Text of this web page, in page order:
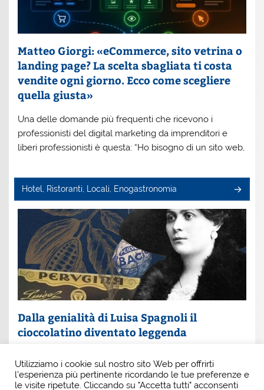
Matteo Giorgi: «eCommerce, sito vetrina o
landing page? La scelta sbagliata ti costa
vendite ogni giorno. Ecco come scegliere
quella giusta»
Una delle domande più frequenti che ricevono i
professionisti del digital marketing da imprenditori e
liberi professionisti è questa: “Ho bisogno di un sito web,
Hotel, Ristoranti, Locali, Enogastronomia
Dalla genialità di Luisa Spagnoli il
cioccolatino diventato leggenda
Spagnoli. È lei la donna che, con intuito e coraggio, ha
scritto una pagina indimenticabile della
Utilizziamo i cookie sul nostro sito Web per offrirti
l'esperienza più pertinente ricordando le tue preferenze e
le visite ripetute. Cliccando su "Accetta tutti" acconsenti